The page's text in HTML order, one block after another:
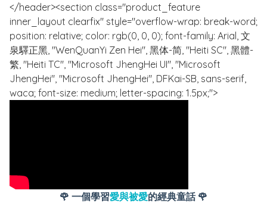
</header><section class="product_feature
inner_layout clearfix" style="overflow-wrap: break-word;
position: relative; color: rgb(0, 0, 0); font-family: Arial, 文
泉驛正黑, "WenQuanYi Zen Hei", 黑体-简, "Heiti SC", 黑體-
繁, "Heiti TC", "Microsoft JhengHei UI", "Microsoft
JhengHei", "Microsoft JhengHei", DFKai-SB, sans-serif,
waca; font-size: medium; letter-spacing: 1.5px;">
🌹 一個學習愛與被愛的經典童話 🌹